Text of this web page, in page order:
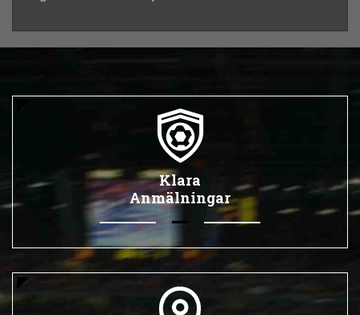
Klara
Anmälningar